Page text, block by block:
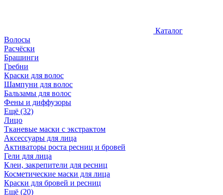
Каталог
Волосы
Расчёски
Брашинги
Гребни
Краски для волос
Шампуни для волос
Бальзамы для волос
Фены и диффузоры
Ещё (32)
Лицо
Тканевые маски с экстрактом
Аксессуары для лица
Активаторы роста ресниц и бровей
Гели для лица
Клеи, закрепители для ресниц
Косметические маски для лица
Краски для бровей и ресниц
Ещё (20)